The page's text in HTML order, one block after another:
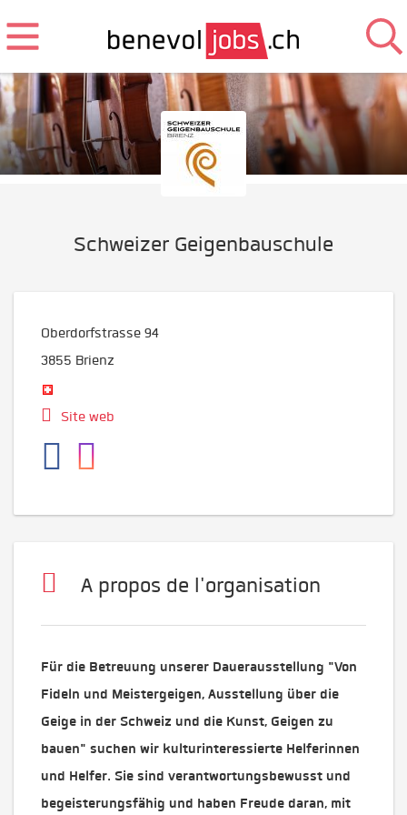
Schweizer Geigenbauschule
Oberdorfstrasse 94
3855 Brienz
Site web
A propos de l'organisation
Für die Betreuung unserer Dauerausstellung "Von
Fideln und Meistergeigen, Ausstellung über die
Geige in der Schweiz und die Kunst, Geigen zu
bauen" suchen wir kulturinteressierte Helferinnen
und Helfer. Sie sind verantwortungsbewusst und
begeisterungsfähig und haben Freude daran, mit